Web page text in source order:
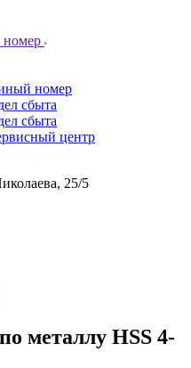
номер
сбыта
сбыта
центр
25/5
металлу HSS 4-